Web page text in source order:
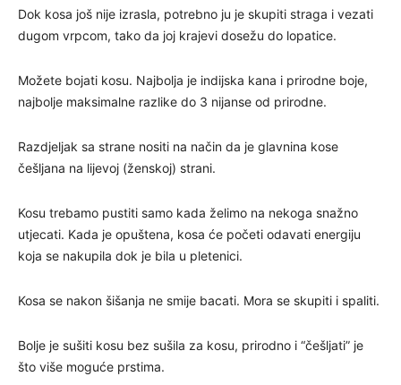
Dok kosa još nije izrasla, potrebno ju je skupiti straga i vezati
dugom vrpcom, tako da joj krajevi dosežu do lopatice.
Možete bojati kosu. Najbolja je indijska kana i prirodne boje,
najbolje maksimalne razlike do 3 nijanse od prirodne.
Razdjeljak sa strane nositi na način da je glavnina kose
češljana na lijevoj (ženskoj) strani.
Kosu trebamo pustiti samo kada želimo na nekoga snažno
utjecati. Kada je opuštena, kosa će početi odavati energiju
koja se nakupila dok je bila u pletenici.
Kosa se nakon šišanja ne smije bacati. Mora se skupiti i spaliti.
Bolje je sušiti kosu bez sušila za kosu, prirodno i “češljati” je
što više moguće prstima.